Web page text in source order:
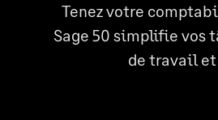
Tenez votre
Sage 50 simplifie vos
de travail